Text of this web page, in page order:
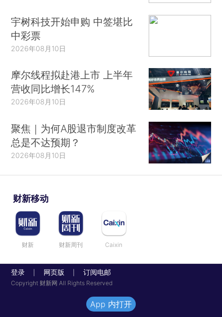
宇树科技开始申购 中签堪比
中彩票
2026年08月10日
摩尔线程拟赴港上市 上半年
营收同比增长147%
2026年08月10日
聚焦｜为何A股退市制度改革
总是不达预期？
2026年08月10日
财新移动
财新 财新周刊 Caixin
登录 网页版 订阅电邮
Copyright 财新网 All Rights Reserved
App 内打开